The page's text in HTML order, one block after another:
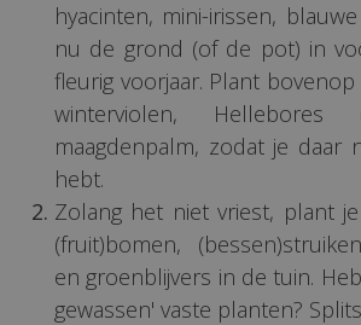
hyacinten, mini-irissen,
nu de grond (of de pot) in
fleurig voorjaar. Plant
winterviolen, Hellebores
maagdenpalm, zodat je daar
hebt.
Zolang het niet vriest, plant
(fruit)bomen,
en groenblijvers in de tuin.
gewassen' vaste planten?